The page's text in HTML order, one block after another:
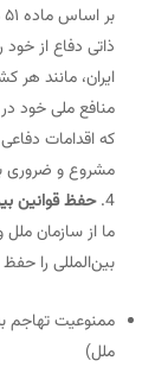
ذاتی دفاع از
ایران، مانند
منافع ملی خود در
که اقدامات
مشروع و ضروری
حفظ قوانین
ما از سازمان
بین‌المللی را
ملل)